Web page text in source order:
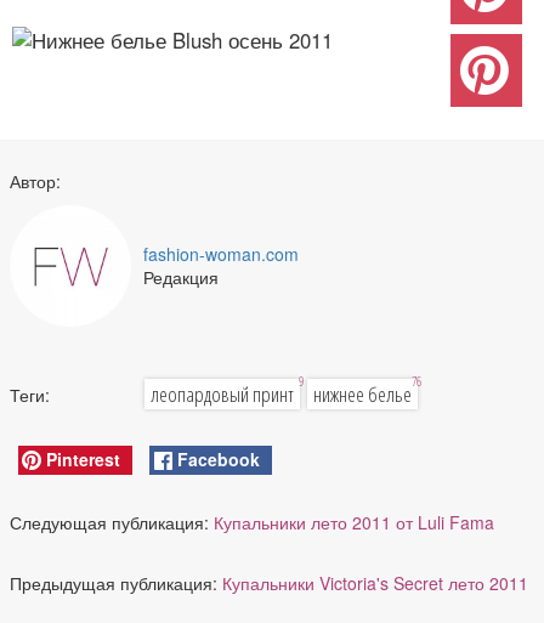
Автор:
fashion-woman.com
Редакция
Теги: леопардовый принт 9 нижнее белье76
Pinterest Facebook
Следующая публикация: Купальники лето 2011 от Luli Fama
Предыдущая публикация: Купальники Victoria's Secret лето 2011